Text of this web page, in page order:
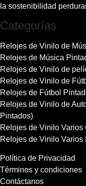
la sostenibilidad
Categorías
Relojes de Vinilo de
Relojes de Música
Relojes de Vinilo de
Relojes de Vinilo de
Relojes de Fútbol
Relojes de Vinilo de
Pintados)
Relojes de Vinilo Varios
Relojes de Vinilo Varios
Política de Privacidad
Términos y condiciones
Contáctanos